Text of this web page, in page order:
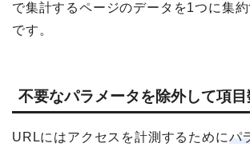
で集計するページのデータを1つに集
です。
不要なパラメータを除外して項
URLにはアクセスを計測するためにパ